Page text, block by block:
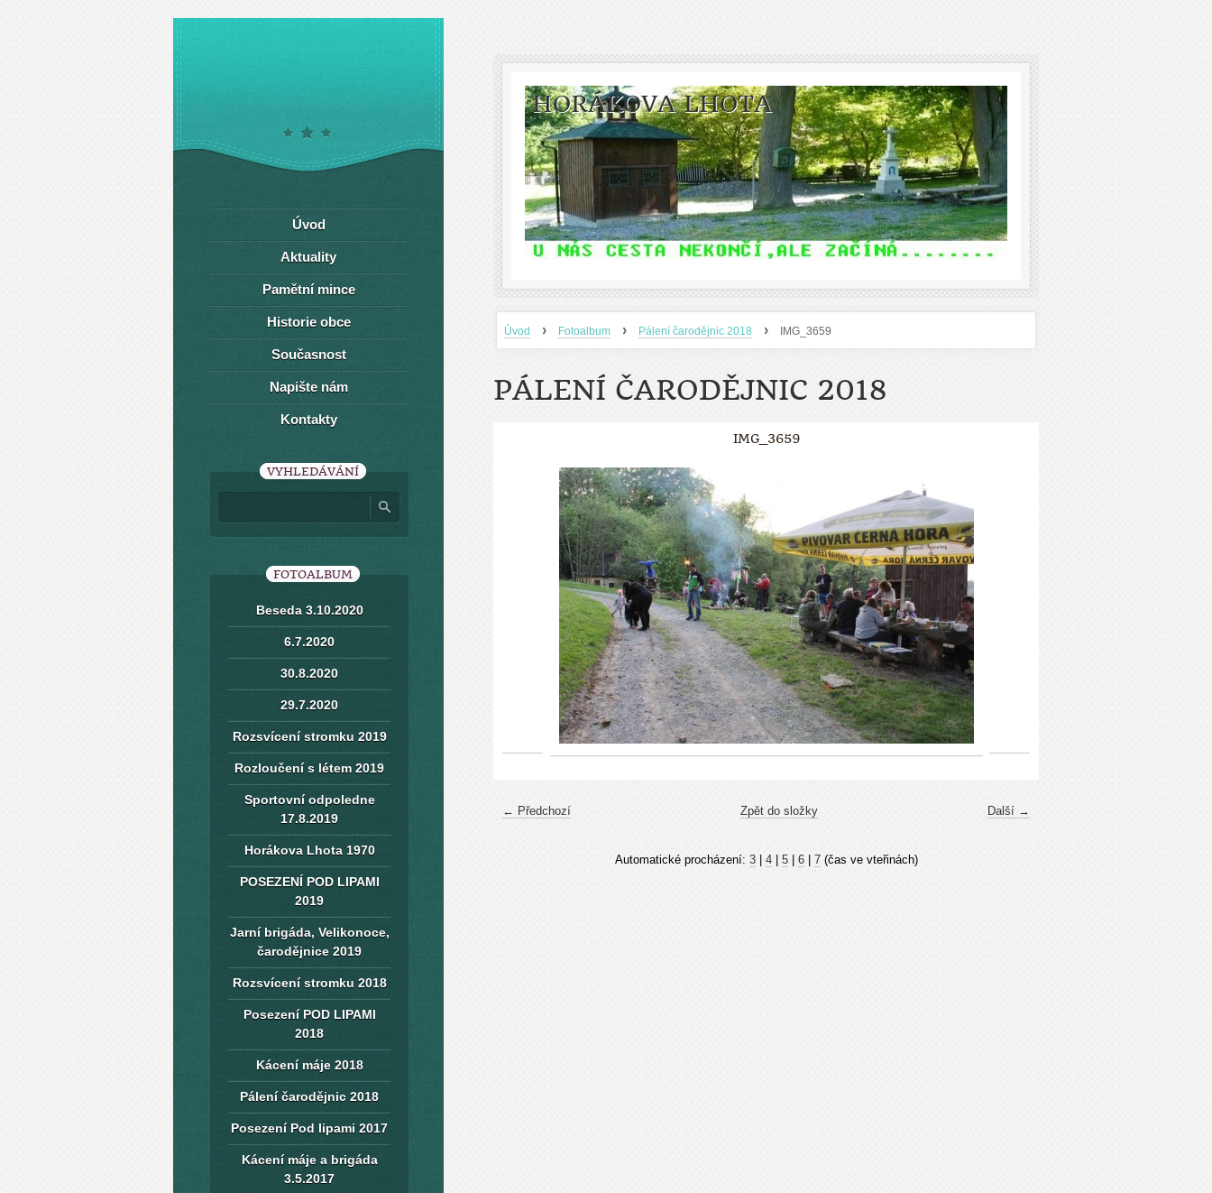
HORÁKOVA LHOTA
Úvod › Fotoalbum › Pálení čarodějnic 2018 › IMG_3659
PÁLENÍ ČARODĚJNIC 2018
IMG_3659
← Předchozí Další →
Zpět do složky
Automatické procházení: 3| 4| 5| 6| 7(čas ve vteřinách)
Úvod
Aktuality
Pamětní mince
Historie obce
Současnost
Napište nám
Kontakty
VYHLEDÁVÁNÍ
FOTOALBUM
Beseda 3.10.2020
6.7.2020
30.8.2020
29.7.2020
Rozsvícení stromku 2019
Rozloučení s létem 2019
Sportovní odpoledne
17.8.2019
Horákova Lhota 1970
POSEZENÍ POD LIPAMI
2019
Jarní brigáda, Velikonoce,
čarodějnice 2019
Rozsvícení stromku 2018
Posezení POD LIPAMI
2018
Kácení máje 2018
Pálení čarodějnic 2018
Posezení Pod lipami 2017
Kácení máje a brigáda
3.5.2017